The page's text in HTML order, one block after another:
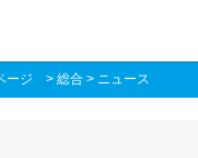
ージ > 総合 > ニュース